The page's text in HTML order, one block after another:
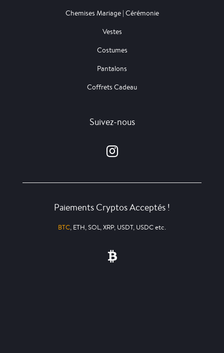
Chemises Mariage | Cérémonie
Vestes
Costumes
Pantalons
Coffrets Cadeau
Suivez-nous
Paiements Cryptos Acceptés !
BTC, ETH, SOL, XRP, USDT, USDC etc.